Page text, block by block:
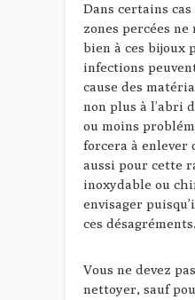
Dans certains
zones percées
bien à ces bijoux
infections
cause des
non plus à l’abri
ou moins
forcera à enlever
aussi pour cette
inoxydable ou
envisager
ces désagréments.
Vous ne devez
nettoyer, sauf